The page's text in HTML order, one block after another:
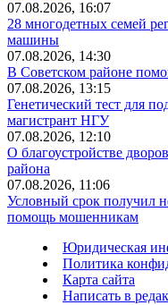
07.08.2026, 16:07
28 многодетных семей
машины
07.08.2026, 14:30
В Советском районе
07.08.2026, 13:15
Генетический тест для
магистрант НГУ
07.08.2026, 12:10
О благоустройстве
района
07.08.2026, 11:06
Условный срок получил
помощь мошенникам
Юридическая
Политика
Карта сайта
Написать в